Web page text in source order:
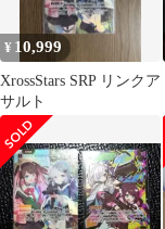
¥ 10,999
XrossStars SRP リンクア
サルト